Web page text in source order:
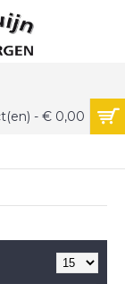
0 product(en) - € 0,00